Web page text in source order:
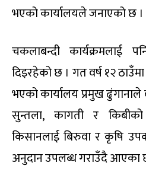
भएको कार्यालयले जनाएको छ ।
चकलाबन्दी कार्यक्रमलाई
दिइरहेको छ । गत वर्ष १२
भएको कार्यालय प्रमुख
सुन्तला, कागती र
किसानलाई बिरुवा र कृषि
अनुदान उपलब्ध गराउँदै आएका